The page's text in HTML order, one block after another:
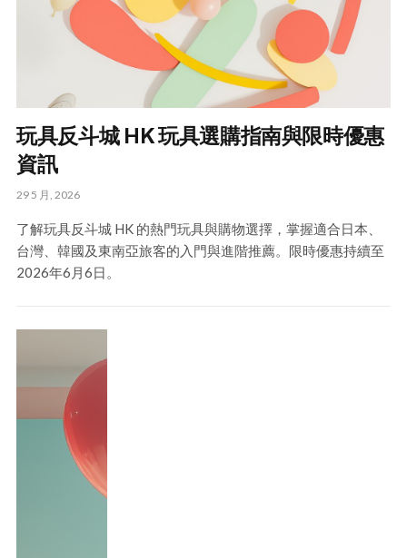
玩具反斗城 HK 玩具選購指南與限時優惠
資訊
29 5 月, 2026
了解玩具反斗城 HK 的熱門玩具與購物選擇，掌握適合日本、
台灣、韓國及東南亞旅客的入門與進階推薦。限時優惠持續至
2026年6月6日。